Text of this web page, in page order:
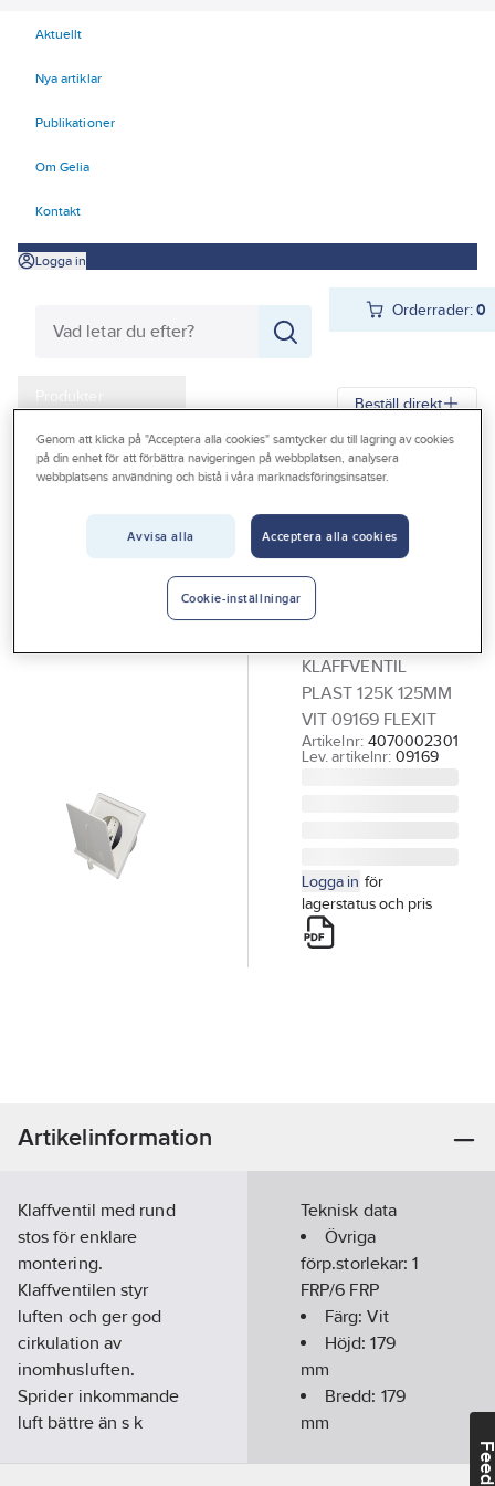
Aktuellt
Nya artiklar
Publikationer
Om Gelia
Kontakt
Logga in
Orderrader:0
Produkter
Kampanjer
Outlet
Beställ direkt
Gelia Produkter Gelia Ventilation
Ventilationssystem
Klaffventil,
rund stos,
KLAFFVENTIL
PLAST 125K 125MM
VIT 09169 FLEXIT
Artikelnr: 4070002301
Lev. artikelnr: 09169
Logga in för
lagerstatus och pris
Artikelinformation
Klaffventil med rund
stos för enklare
montering.
Klaffventilen styr
luften och ger god
cirkulation av
inomhusluften.
Sprider inkommande
luft bättre än s k
Teknisk data
Övriga
förp.storlekar:1
FRP/6 FRP
Färg:Vit
Höjd:179
mm
Bredd: 179
mm
Genom att klicka på "Acceptera alla cookies" samtycker du till lagring av cookies
på din enhet för att förbättra navigeringen på webbplatsen, analysera
webbplatsens användning och bistå i våra marknadsföringsinsatser.
Avvisa alla Acceptera alla cookies
Cookie-inställningar